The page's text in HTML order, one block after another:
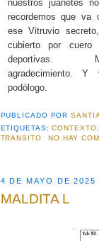
nuestros juanetes
recordemos que va
ese Vitruvio
cubierto por cuero
deportivas.
agradecimiento. Y
podólogo.
PUBLICADO POR
ETIQUETAS:CONTEXTO
TRANSITO
NO HAY
4 DE MAYO DE 2025
MALDITA L